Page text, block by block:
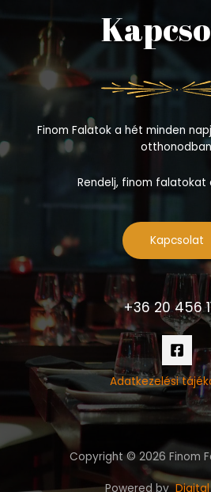
Finom Falatok a hét minden
Rendelj, finom falatokat
Kapcsolat
+36 20 456
Adatkezelési
Copyright © 2026 Finom
Powered by